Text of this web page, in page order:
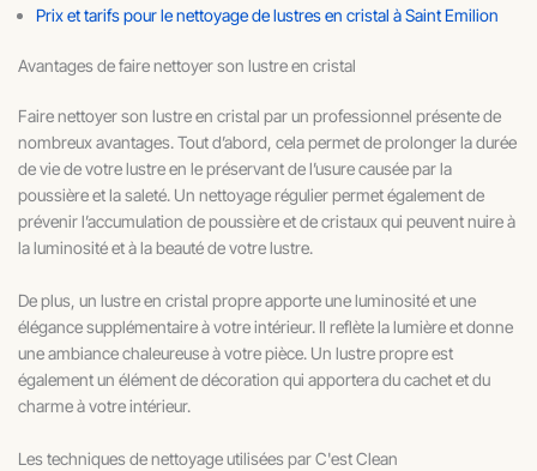
Prix et tarifs pour le nettoyage de lustres en cristal à Saint Emilion
Avantages de faire nettoyer son lustre en cristal
Faire nettoyer son lustre en cristal par un professionnel présente de
nombreux avantages. Tout d’abord, cela permet de prolonger la durée
de vie de votre lustre en le préservant de l’usure causée par la
poussière et la saleté. Un nettoyage régulier permet également de
prévenir l’accumulation de poussière et de cristaux qui peuvent nuire à
la luminosité et à la beauté de votre lustre.
De plus, un lustre en cristal propre apporte une luminosité et une
élégance supplémentaire à votre intérieur. Il reflète la lumière et donne
une ambiance chaleureuse à votre pièce. Un lustre propre est
également un élément de décoration qui apportera du cachet et du
charme à votre intérieur.
Les techniques de nettoyage utilisées par C'est Clean